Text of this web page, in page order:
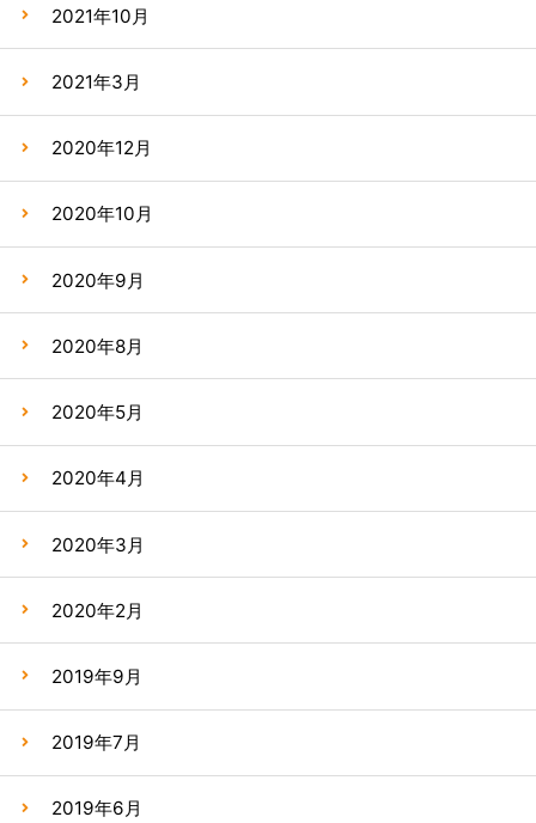
2021年10月
2021年3月
2020年12月
2020年10月
2020年9月
2020年8月
2020年5月
2020年4月
2020年3月
2020年2月
2019年9月
2019年7月
2019年6月